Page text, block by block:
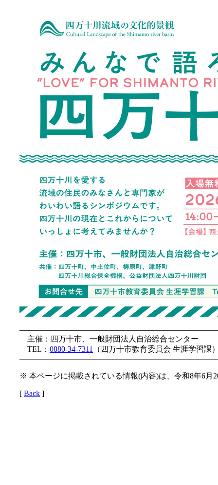
主催：四万十市、一般財団法人自治総合センター
TEL： 0880-34-7311
（四万十市教育委員会 生涯学習課
※ 本ページに掲載されている情報(内容)は、令和8年6月
[ Back ]